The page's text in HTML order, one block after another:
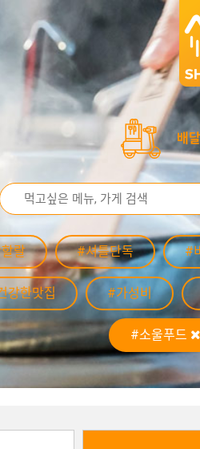
배달
랄 #셔틀단독 #
강한맛집 #가성비
#소울푸드